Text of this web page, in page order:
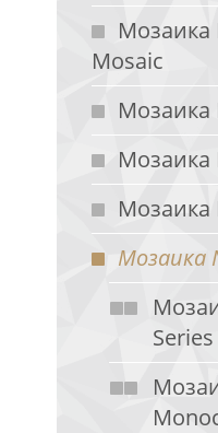
Мозаика
Mosaic
Мозаика
Мозаика
Мозаика
Мозаика
Series